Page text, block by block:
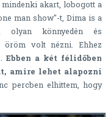
akart, lobogott a
man show"-t, Dima is a
olyan könnyedén és
öröm volt nézni. Ehhez
Ebben a két félidőben
amire lehet alapozni
percben elhittem, hogy